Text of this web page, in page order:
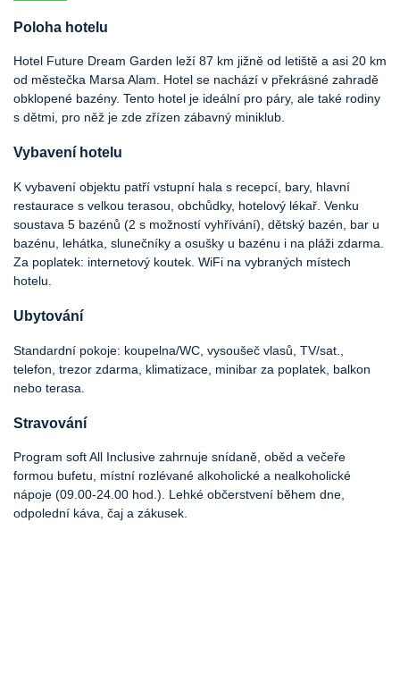
Poloha hotelu
Hotel Future Dream Garden leží 87 km jižně od letiště a asi 20 km
od městečka Marsa Alam. Hotel se nachází v překrásné zahradě
obklopené bazény. Tento hotel je ideální pro páry, ale také rodiny
s dětmi, pro něž je zde zřízen zábavný miniklub.
Vybavení hotelu
K vybavení objektu patří vstupní hala s recepcí, bary, hlavní
restaurace s velkou terasou, obchůdky, hotelový lékař. Venku
soustava 5 bazénů (2 s možností vyhřívání), dětský bazén, bar u
bazénu, lehátka, slunečníky a osušky u bazénu i na pláži zdarma.
Za poplatek: internetový koutek. WiFi na vybraných místech
hotelu.
Ubytování
Standardní pokoje: koupelna/WC, vysoušeč vlasů, TV/sat.,
telefon, trezor zdarma, klimatizace, minibar za poplatek, balkon
nebo terasa.
Stravování
Program soft All Inclusive zahrnuje snídaně, oběd a večeře
formou bufetu, místní rozlévané alkoholické a nealkoholické
nápoje (09.00-24.00 hod.). Lehké občerstvení během dne,
odpolední káva, čaj a zákusek.